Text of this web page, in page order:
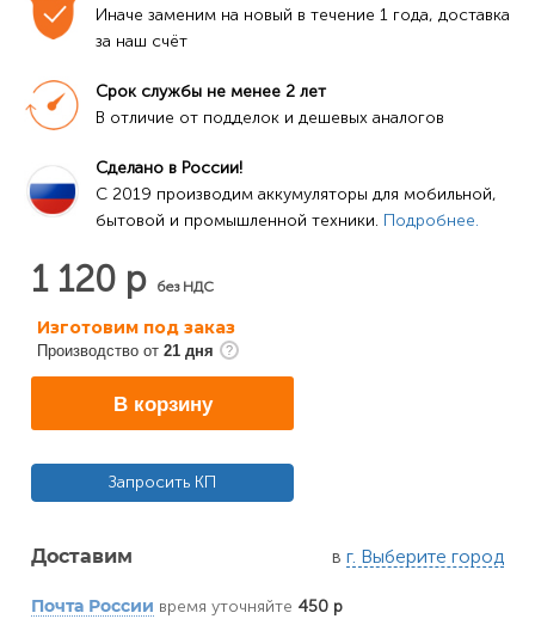
Иначе заменим на новый в течение 1 года, доставка
за наш счёт
Срок службы не менее 2 лет
В отличие от подделок и дешевых аналогов
Сделано в России!
C 2019 производим аккумуляторы для мобильной,
бытовой и промышленной техники. Подробнее.
1 120 р без НДС
Изготовим под заказ
Производство от 21 дня
В корзину
Запросить КП
Доставим в г. Выберите город
Почта России время уточняйте 450 р